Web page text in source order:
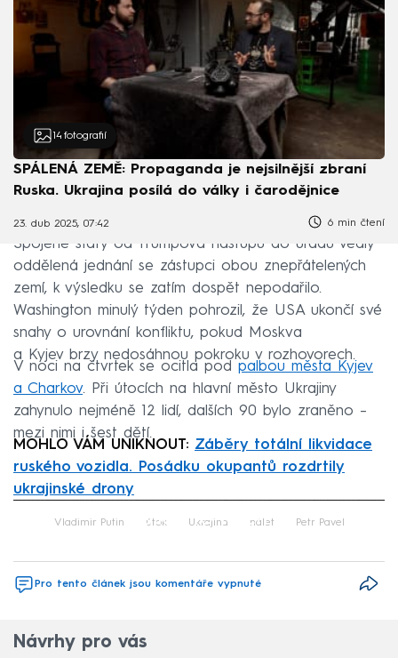
14 fotografií
SPÁLENÁ ZEMĚ: Propaganda je nejsilnější zbraní
Ruska. Ukrajina posílá do války i čarodějnice
23. dub 2025, 07:42 6 min čtení
Spojené státy od Trumpova nástupu do úřadu vedly
oddělená jednání se zástupci obou znepřátelených
zemí, k výsledku se zatím dospět nepodařilo.
Washington minulý týden pohrozil, že USA ukončí své
snahy o urovnání konfliktu, pokud Moskva
a Kyjev brzy nedosáhnou pokroku v rozhovorech.
V noci na čtvrtek se ocitla pod palbou města Kyjev
a Charkov. Při útocích na hlavní město Ukrajiny
zahynulo nejméně 12 lidí, dalších 90 bylo zraněno –
mezi nimi i šest dětí.
MOHLO VÁM UNIKNOUT: Záběry totální likvidace
ruského vozidla. Posádku okupantů rozdrtily
ukrajinské drony
Failed to fetch
Vladimir Putin útok Ukrajina nálet Petr Pavel
Pro tento článek jsou komentáře vypnuté
Návrhy pro vás